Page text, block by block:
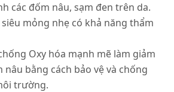
các đốm nâu, sạm đen trên da.
mỏng nhẹ có khả năng thẩm
Oxy hóa mạnh mẽ làm giảm
nâu bằng cách bảo vệ và chống
trường.